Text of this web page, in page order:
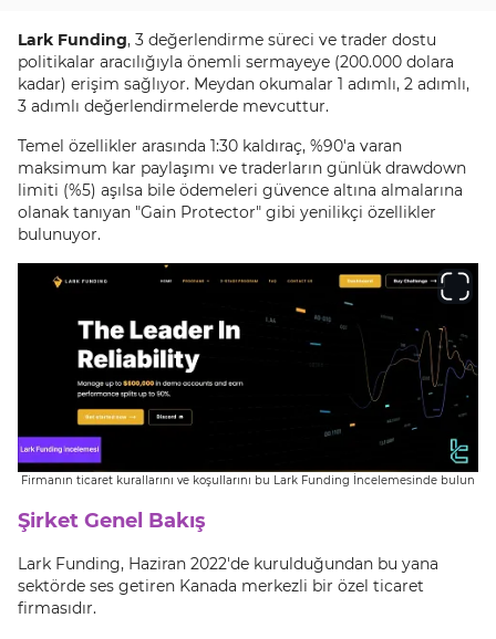
Lark Funding, 3 değerlendirme süreci ve trader dostu
politikalar aracılığıyla önemli sermayeye (200.000 dolara
kadar) erişim sağlıyor. Meydan okumalar 1 adımlı, 2 adımlı,
3 adımlı değerlendirmelerde mevcuttur.
Temel özellikler arasında 1:30 kaldıraç, %90'a varan
maksimum kar paylaşımı ve traderların günlük drawdown
limiti (%5) aşılsa bile ödemeleri güvence altına almalarına
olanak tanıyan "Gain Protector" gibi yenilikçi özellikler
bulunuyor.
Firmanın ticaret kurallarını ve koşullarını bu Lark Funding İncelemesinde bulun
Şirket Genel Bakış
Lark Funding, Haziran 2022'de kurulduğundan bu yana
sektörde ses getiren Kanada merkezli bir özel ticaret
firmasıdır.